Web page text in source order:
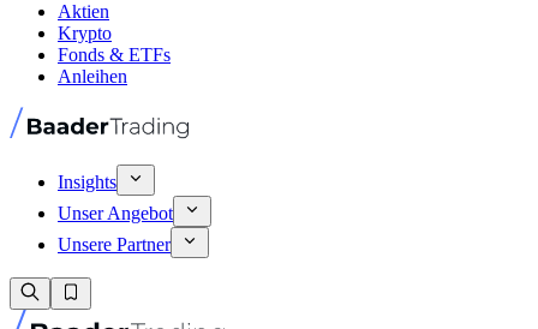
Aktien
Krypto
Fonds & ETFs
Anleihen
Insights
Unser Angebot
Unsere Partner